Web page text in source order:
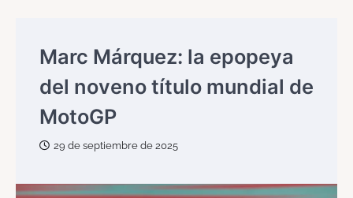
Marc Márquez: la epopeya
del noveno título mundial de
MotoGP
29 de septiembre de 2025